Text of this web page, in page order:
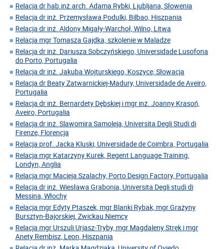
Relacja dr hab.inż.arch. Adama Rybki, Ljubljana, Słowenia
Relacja dr inż. Przemysława Podulki, Bilbao, Hiszpania
Relacja dr inż. Aldony Migały-Warchoł, Wilno, Litwa
Relacja mgr Tomasza Gajdka, szkolenie w Maladze
Relacja dr inż. Dariusza Sobczyńskiego, Universidade Lusofona
do Porto, Portugalia
Relacja dr inż. Jakuba Wojturskiego, Koszyce, Słowacja
Relacja dr Beaty Zatwarnickiej-Madury, Universidade de Aveiro,
Portugalia
Relacja dr inż. Bernardety Dębskiej i mgr inż. Joanny Krasoń,
Aveiro, Portugalia
Relacja dr inż. Slawomira Samoleja, Universita Degli Studi di
Firenze, Florencja
Relacja prof. Jacka Kluski, Universidade de Coimbra, Portugalia
Relacja mgr Katarzyny Kurek, Regent Language Training,
Londyn, Anglia
Relacja mgr Macieja Szalachy, Porto Design Factory, Portugalia
Relacja dr inż. Wiesława Grabonia, Universita Degli studi di
Messina, Włochy
Relacja mgr Edyty Ptaszek, mgr Blanki Rybak, mgr Grażyny
Bursztyn-Bajorskiej, Zwickau Niemcy
Relacja mgr Urszuli Urjasz-Tryby, mgr Magdaleny Stręk i mgr
Anety Rembisz, Leon, Hiszpania